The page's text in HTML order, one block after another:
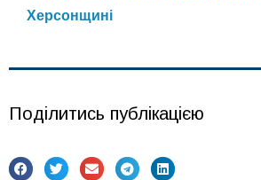
Херсонщині
Поділитись публікацією